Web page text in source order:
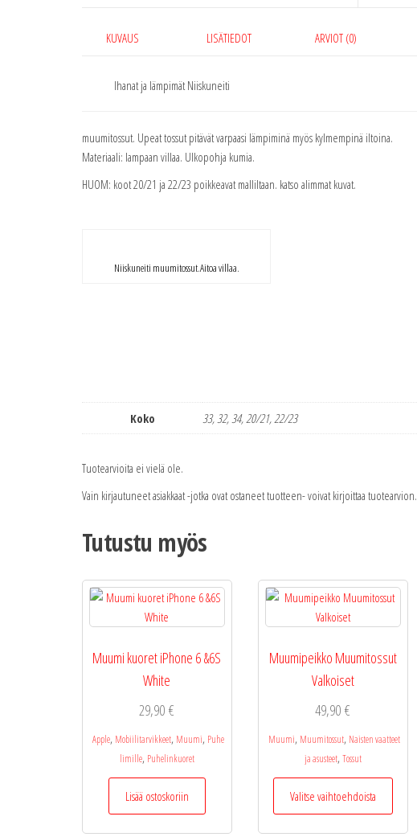
KUVAUS LISÄTIEDOT ARVIOT (0)
Ihanat ja lämpimät Niiskuneiti
muumitossut. Upeat tossut pitävät varpaasi lämpiminä myös kylmempinä iltoina.
Materiaali: lampaan villaa. Ulkopohja kumia.
HUOM: koot 20/21 ja 22/23 poikkeavat malliltaan. katso alimmat kuvat.
Niiskuneiti muumitossut.Aitoa villaa.
Koko 33, 32, 34, 20/21, 22/23
Tuotearvioita ei vielä ole.
Vain kirjautuneet asiakkaat -jotka ovat ostaneet tuotteen- voivat kirjoittaa tuotearvion.
Tutustu myös
Muumi kuoret iPhone 6 &6S
White
29,90€
Apple, Mobiilitarvikkeet, Muumi, Puhe
limille, Puhelinkuoret
Lisää ostoskoriin
Muumipeikko Muumitossut
Valkoiset
49,90€
Muumi, Muumitossut, Naisten vaatteet
ja asusteet, Tossut
Valitse vaihtoehdoista
Tällä